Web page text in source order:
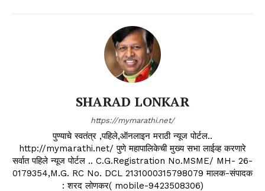
SHARAD LONKAR
https://mymarathi.net/
पुण्याचे स्वतंत्र ,पहिले,ऑनलाइन मराठी न्यूज पोर्टल..
http://mymarathi.net/ पुणे महापालिकेची मुख्य सभा लाईव्ह करणारे
सर्वात पहिले न्यूज पोर्टल .. C.G.Registration No.MSME/ MH- 26-
0179354,M.G. RC No. DCL 2131000315798079 मालक-संपादक
: शरद लोणकर( mobile-9423508306)